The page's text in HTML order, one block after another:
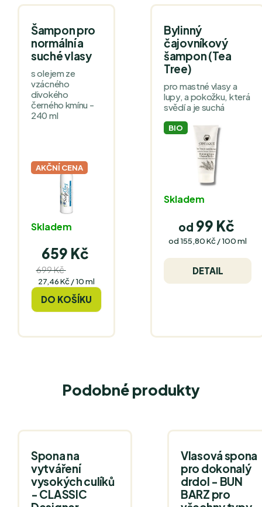
Šampon pro
normální a
suché vlasy
s olejem ze
vzácného
divokého
černého kmínu -
240 ml
AKČNÍ CENA
Skladem
659 Kč
699 Kč
Měrná
27,46 Kč / 10 ml
DO KOŠÍKU
Bylinný
čajovníkový
šampon (Tea
Tree)
pro mastné vlasy a
lupy, a pokožku, která
svědí a je suchá
BIO
Skladem
od 99 Kč
Měrná
od 155,80 Kč / 100 ml
DETAIL
Podobné produkty
Spona na
vytváření
vysokých culíků
- CLASSIC
Vlasová spona
pro dokonalý
drdol - BUN
BARZ pro